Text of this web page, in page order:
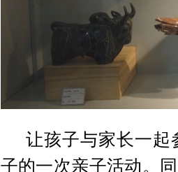
让孩子与家长一起
子的一次亲子活动。